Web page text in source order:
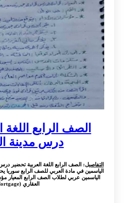
الصف الرابع اللغة
درس مدينة
التفاصيل: الصف الرابع اللغة العربية تحضير
الياسمين في مادة العربي للصف الرابع
الياسمين عربي لطلاب الصف الرابع المعيار
العقاري (Mortgage) ...